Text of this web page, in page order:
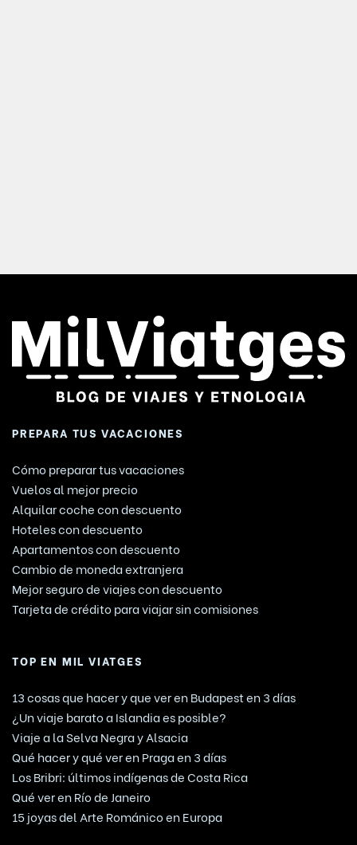
PREPARA TUS VACACIONES
Cómo preparar tus vacaciones
Vuelos al mejor precio
Alquilar coche con descuento
Hoteles con descuento
Apartamentos con descuento
Cambio de moneda extranjera
Mejor seguro de viajes con descuento
Tarjeta de crédito para viajar sin comisiones
TOP EN MIL VIATGES
13 cosas que hacer y que ver en Budapest en 3 días
¿Un viaje barato a Islandia es posible?
Viaje a la Selva Negra y Alsacia
Qué hacer y qué ver en Praga en 3 días
Los Bribri: últimos indígenas de Costa Rica
Qué ver en Río de Janeiro
15 joyas del Arte Románico en Europa